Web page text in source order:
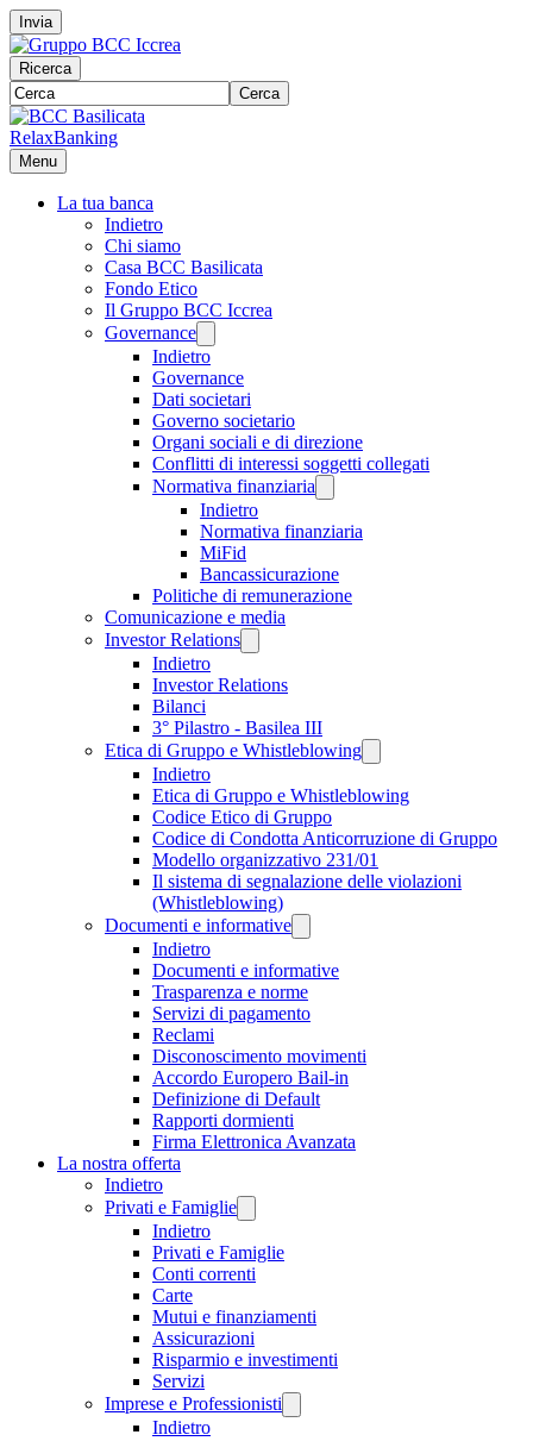
Invia
Ricerca
Cerca
RelaxBanking
Menu
La tua banca
Indietro
Chi siamo
Casa BCC Basilicata
Fondo Etico
Il Gruppo BCC Iccrea
Governance
Indietro
Governance
Dati societari
Governo societario
Organi sociali e di direzione
Conflitti di interessi soggetti collegati
Normativa finanziaria
Indietro
Normativa finanziaria
MiFid
Bancassicurazione
Politiche di remunerazione
Comunicazione e media
Investor Relations
Indietro
Investor Relations
Bilanci
3° Pilastro - Basilea III
Etica di Gruppo e Whistleblowing
Indietro
Etica di Gruppo e Whistleblowing
Codice Etico di Gruppo
Codice di Condotta Anticorruzione di Gruppo
Modello organizzativo 231/01
Il sistema di segnalazione delle violazioni
(Whistleblowing)
Documenti e informative
Indietro
Documenti e informative
Trasparenza e norme
Servizi di pagamento
Reclami
Disconoscimento movimenti
Accordo Europero Bail-in
Definizione di Default
Rapporti dormienti
Firma Elettronica Avanzata
La nostra offerta
Indietro
Privati e Famiglie
Indietro
Privati e Famiglie
Conti correnti
Carte
Mutui e finanziamenti
Assicurazioni
Risparmio e investimenti
Servizi
Imprese e Professionisti
Indietro